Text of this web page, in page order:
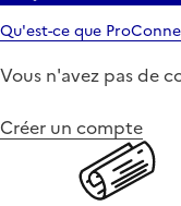
Qu'est-ce que
Vous n'avez pas de
Créer un compte